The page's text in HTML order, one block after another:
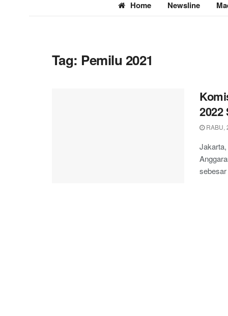
Home Newsline
Tag: Pemilu 2021
2022
RABU,